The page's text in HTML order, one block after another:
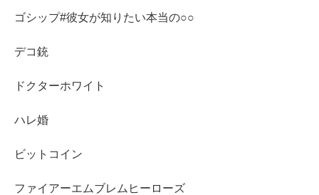
ゴシップ#彼女が知りたい本当の○○
デコ銃
ドクターホワイト
ハレ婚
ビットコイン
ファイアーエムブレムヒーローズ